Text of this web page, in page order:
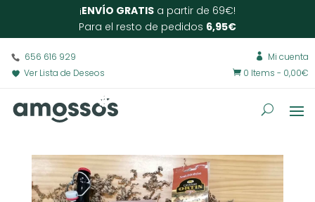
¡ENVÍO GRATIS a partir de 69€!
Para el resto de pedidos 6,95€
656 616 929
Ver Lista de Deseos
 Mi cuenta
 0 Items - 0,00€